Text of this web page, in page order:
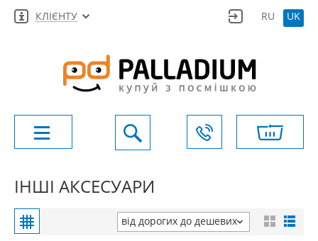
КЛІЄНТУ RU UK
ІНШІ АКСЕСУАРИ
від дорогих до дешевих